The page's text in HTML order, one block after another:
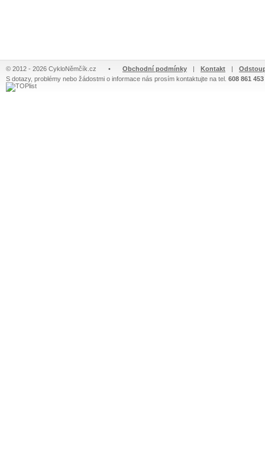
© 2012 - 2026 CykloNěmčík.cz • Obchodní podmínky | Kontakt |
S dotazy, problémy nebo žádostmi o informace nás prosím kontaktujte na tel. 608 861 453